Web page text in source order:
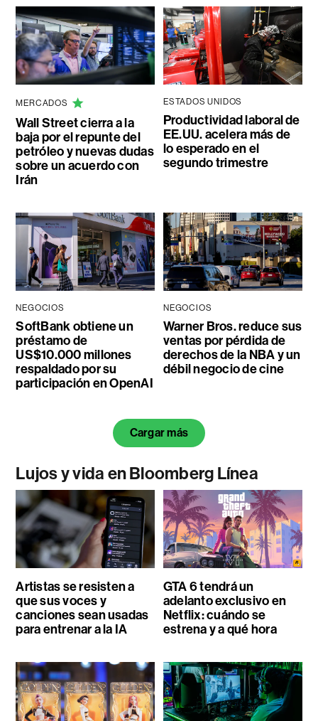
MERCADOS
Wall Street cierra a la
baja por el repunte del
petróleo y nuevas dudas
sobre un acuerdo con
Irán
ESTADOS UNIDOS
Productividad laboral de
EE.UU. acelera más de
lo esperado en el
segundo trimestre
NEGOCIOS
SoftBank obtiene un
préstamo de
US$10.000 millones
respaldado por su
participación en OpenAI
NEGOCIOS
Warner Bros. reduce sus
ventas por pérdida de
derechos de la NBA y un
débil negocio de cine
Cargar más
Lujos y vida en Bloomberg Línea
Artistas se resisten a
que sus voces y
canciones sean usadas
para entrenar a la IA
GTA 6 tendrá un
adelanto exclusivo en
Netflix: cuándo se
estrena y a qué hora